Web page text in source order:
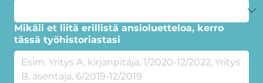
Mikäli et liitä erillistä ansioluetteloa, kerro
tässä työhistoriastasi